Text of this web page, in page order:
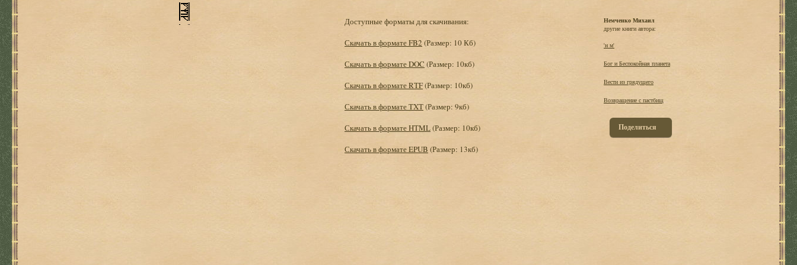
Доступные форматы для скачивания:
Скачать в формате FB2 (Размер: 10 Кб)
Скачать в формате DOC (Размер: 10кб)
Скачать в формате RTF(Размер: 10кб)
Скачать в формате TXT(Размер: 9кб)
Скачать в формате HTML(Размер: 10кб)
Скачать в формате EPUB (Размер: 13кб)
Немченко Михаил
другие книги автора:
'н м'
Бог и Беспокойная планета
Вести из грядущего
Возвращение с пастбищ
Поделиться